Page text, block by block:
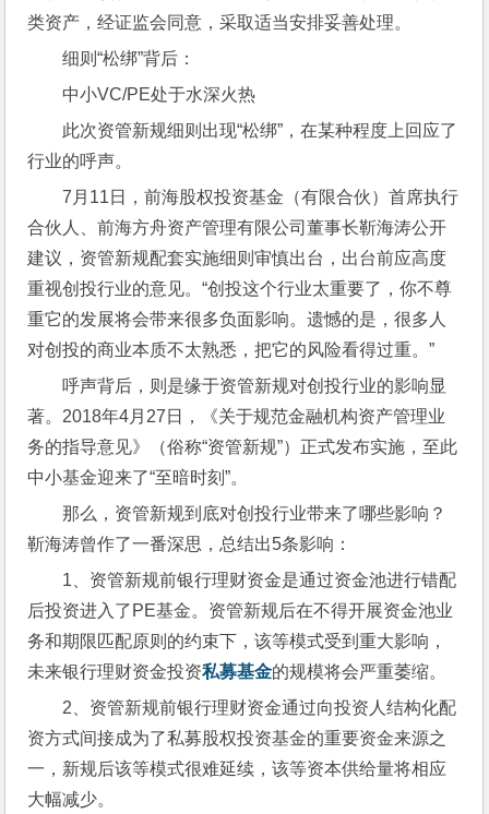
类资产，经证监会同意，采取适当安排妥善处理。
细则“松绑”背后：
中小VC/PE处于水深火热
此次资管新规细则出现“松绑”，在某种程度上回应了
行业的呼声。
7月11日，前海股权投资基金（有限合伙）首席执行
合伙人、前海方舟资产管理有限公司董事长靳海涛公开
建议，资管新规配套实施细则审慎出台，出台前应高度
重视创投行业的意见。“创投这个行业太重要了，你不尊
重它的发展将会带来很多负面影响。遗憾的是，很多人
对创投的商业本质不太熟悉，把它的风险看得过重。”
呼声背后，则是缘于资管新规对创投行业的影响显
著。2018年4月27日，《关于规范金融机构资产管理业
务的指导意见》（俗称“资管新规”）正式发布实施，至此
中小基金迎来了“至暗时刻”。
那么，资管新规到底对创投行业带来了哪些影响？
靳海涛曾作了一番深思，总结出5条影响：
1、资管新规前银行理财资金是通过资金池进行错配
后投资进入了PE基金。资管新规后在不得开展资金池业
务和期限匹配原则的约束下，该等模式受到重大影响，
未来银行理财资金投资私募基金的规模将会严重萎缩。
2、资管新规前银行理财资金通过向投资人结构化配
资方式间接成为了私募股权投资基金的重要资金来源之
一，新规后该等模式很难延续，该等资本供给量将相应
大幅减少。